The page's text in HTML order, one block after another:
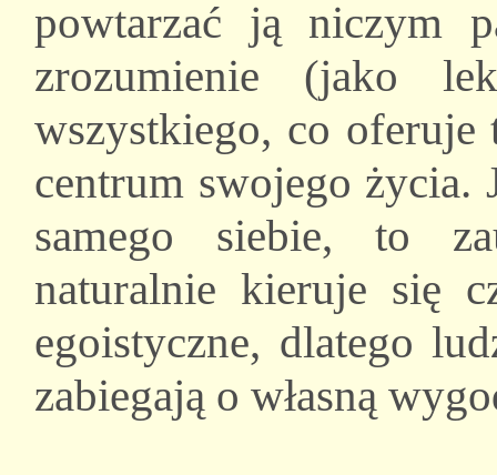
powtarzać ją niczym
zrozumienie (jako
wszystkiego, co
centrum swojego życia.
samego siebie, to
naturalnie kieruje się
egoistyczne, dlatego
zabiegają o własną